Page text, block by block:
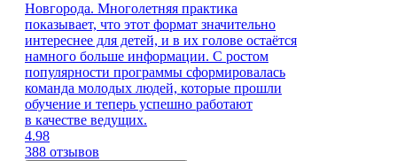
Новгорода. Многолетняя практика
показывает, что этот формат значительно
интереснее для детей, и в их голове остаётся
намного больше информации. С ростом
популярности программы сформировалась
команда молодых людей, которые прошли
обучение и теперь успешно работают
в качестве ведущих.
4.98
388 отзывов